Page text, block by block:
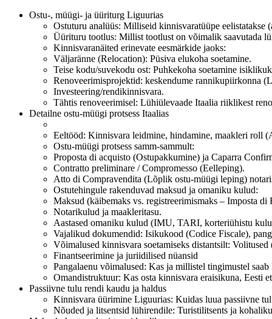
Ostu-, müügi- ja üüriturg Liguurias
Ostuturu analüüs: Milliseid kinnisvaratüüpe eelistatakse
Üürituru tootlus: Millist tootlust on võimalik saavutada
Kinnisvaranäited erinevate eesmärkide jaoks:
Väljaränne (Relocation): Püsiva elukoha soetamine.
Teise kodu/suvekodu ost: Puhkekoha soetamine
Renoveerimisprojektid: keskendume rannikupiirkonna
Investeering/rendikinnisvara.
Tähtis renoveerimisel: Lühiülevaade Itaalia riiklikest
Detailne ostu-müügi protsess Itaalias
Eeltööd: Kinnisvara leidmine, hindamine, maakleri roll
Ostu-müügi protsess samm-sammult:
Proposta di acquisto (Ostupakkumine) ja Caparra
Contratto preliminare / Compromesso (Eelleping).
Atto di Compravendita (Lõplik ostu-müügi leping)
Ostutehingule rakenduvad maksud ja omaniku kulud:
Maksud (käibemaks vs. registreerimismaks – Imposta di
Notarikulud ja maakleritasu.
Aastased omaniku kulud (IMU, TARI, korteriühistu
Vajalikud dokumendid: Isikukood (Codice Fiscale),
Võimalused kinnisvara soetamiseks distantsilt:
Finantseerimine ja juriidilised nüansid
Pangalaenu võimalused: Kas ja millistel tingimustel
Omandistruktuur: Kas osta kinnisvara eraisikuna, Eesti
Passiivne tulu rendi kaudu ja haldus
Kinnisvara üürimine Liguurias: Kuidas luua passiivne
Nõuded ja litsentsid lühirendile: Turistilitsents ja